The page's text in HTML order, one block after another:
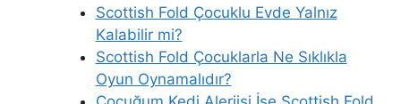
Scottish Fold Çocuklu Evde Yalnız
Kalabilir mi?
Scottish Fold Çocuklarla Ne Sıklıkla
Oyun Oynamalıdır?